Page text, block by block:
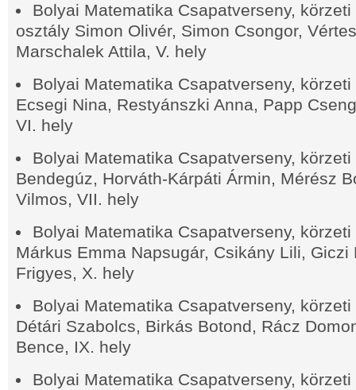
Bolyai Matematika Csapatverseny,
osztály Simon Olivér, Simon Csongor,
Marschalek Attila, V. hely
Bolyai Matematika Csapatverseny,
Ecsegi Nina, Restyánszki Anna, Papp
VI. hely
Bolyai Matematika Csapatverseny,
Bendegúz, Horváth-Kárpáti Ármin, Mérész
Vilmos, VII. hely
Bolyai Matematika Csapatverseny,
Márkus Emma Napsugár, Csikány Lili, Giczi
Frigyes, X. hely
Bolyai Matematika Csapatverseny,
Détári Szabolcs, Birkás Botond, Rácz
Bence, IX. hely
Bolyai Matematika Csapatverseny,